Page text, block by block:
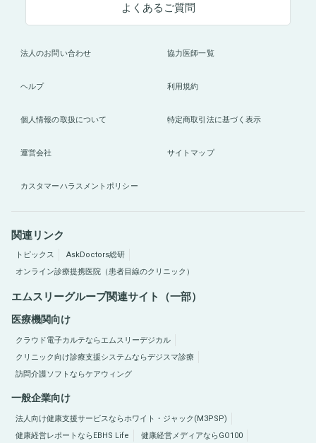
よくあるご質問
法人のお問い合わせ 協力医師一覧
ヘルプ 利用規約
個人情報の取扱について 特定商取引法に基づく表示
運営会社 サイトマップ
カスタマーハラスメントポリシー
関連リンク
トピックス
AskDoctors総研
オンライン診療提携医院（患者目線のクリニック）
エムスリーグループ関連サイト（一部）
医療機関向け
クラウド電子カルテならエムスリーデジカル
クリニック向け診療支援システムならデジスマ診療
訪問介護ソフトならケアウィング
一般企業向け
法人向け健康支援サービスならホワイト・ジャック(M3PSP)
健康経営レポートならEBHS Life
健康経営メディアならGO100